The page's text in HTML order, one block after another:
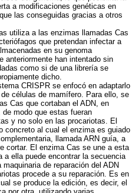
a modificaciones genéticas en
las conseguidas gracias a otros
utiliza a las enzimas llamadas Cas
que pretendan infectar a
en su genoma
anteriormente han intentado sin
como si de una librería se
dicho.
CRISPRse enfocó en adaptarlo
células de mamífero. Para ello, se
Cas que cortaban el ADN, en
modo que estas fueran
y no solo en las procariotas. El
concreto al cual el enzima es guiado
llamadaARN guía, a
cortar. El enzima Cas se une a esta
a ella puede encontrar la secuencia
de reparación del ADN
procede a su reparación. Es en
se produce la edición, es decir, el